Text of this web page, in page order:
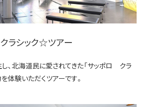
ラシック☆ツアー
、北海道民に愛されてきた「サッポロ クラ
体験いただくツアーです。